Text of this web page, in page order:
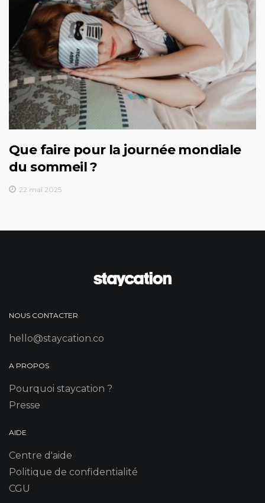
Que faire pour la journée mondiale
du sommeil ?
22 mai 2025
NOUS CONTACTER
hello@staycation.co
A PROPOS
Pourquoi staycation ?
Presse
AIDE
Centre d'aide
Politique de confidentialité
CGU